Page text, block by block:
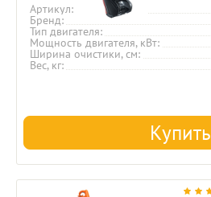
Артикул
Бренд
Тип двигателя
Мощность двигателя, кВт
Ширина очистики, см
Вес, кг
Купить